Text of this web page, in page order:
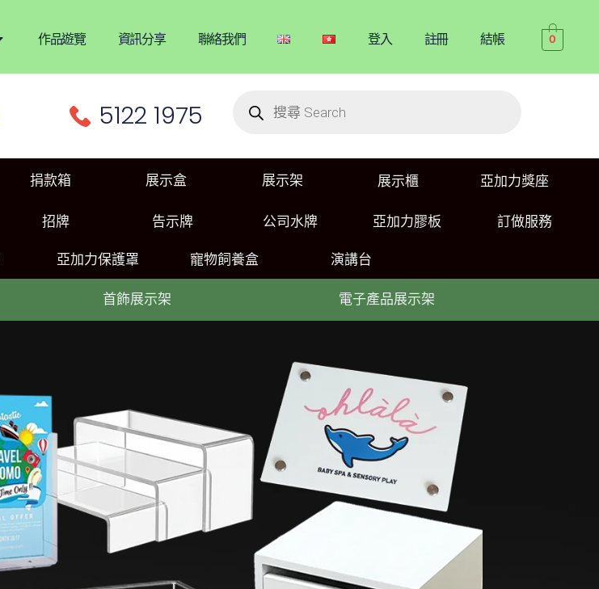
作品遊覽 資訊分享 聯絡我們 登入 註冊 結帳 0
5122 1975
捐款箱 展示盒 展示架 展示櫃 亞加力獎座
招牌 告示牌 公司水牌 亞加力膠板 訂做服務
亞加力保護罩 寵物飼養盒 演講台
首飾展示架 電子產品展示架